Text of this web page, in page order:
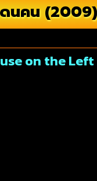
นคน (2009)
on the